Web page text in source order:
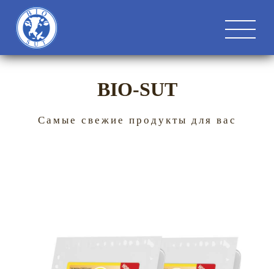
BIO-SUT
Самые свежие продукты для вас